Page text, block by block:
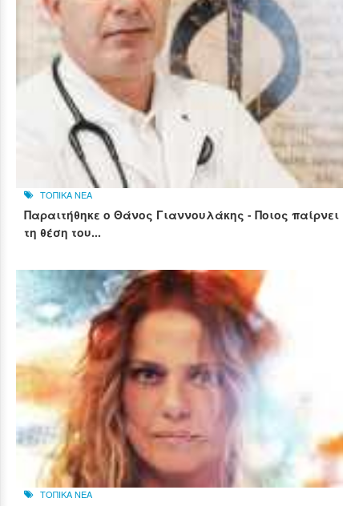
ΤΟΠΙΚΑ ΝΕΑ
Παραιτήθηκε ο Θάνος Γιαννουλάκης - Ποιος παίρνει
τη θέση του...
ΤΟΠΙΚΑ ΝΕΑ